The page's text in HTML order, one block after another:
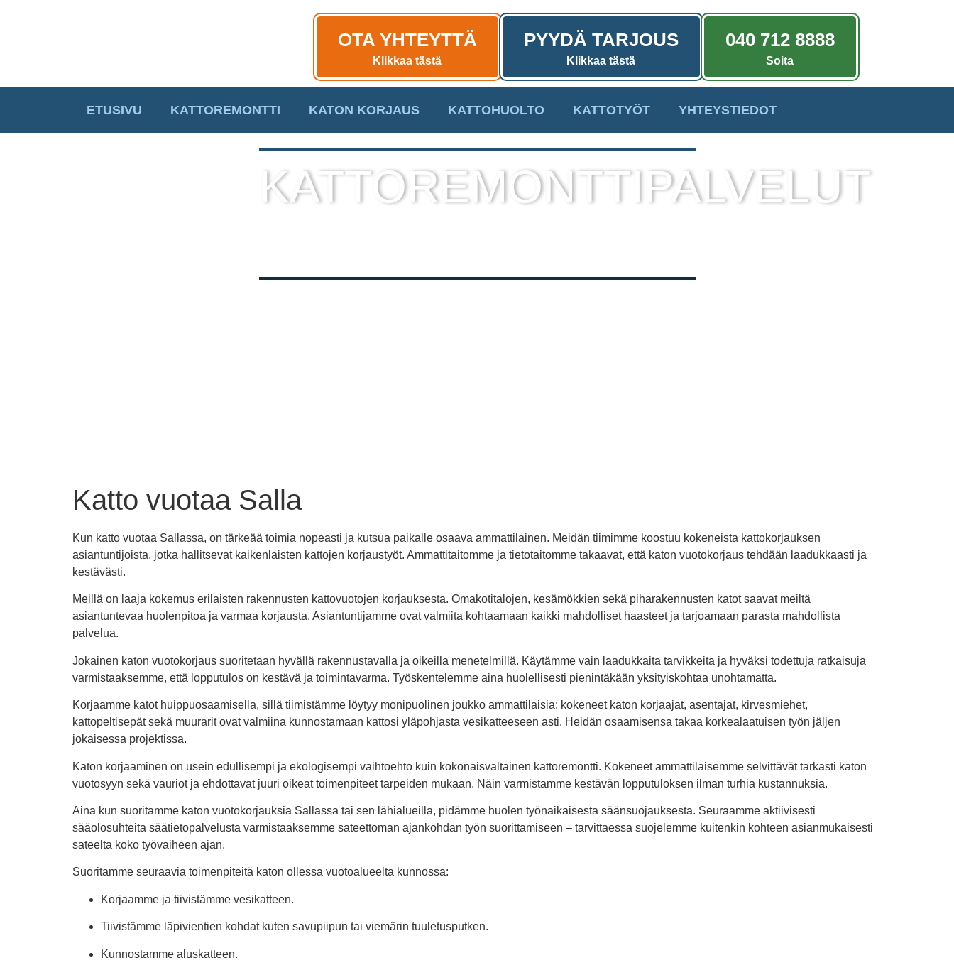
OTA YHTEYTTÄ
Klikkaa tästä
PYYDÄ TARJOUS
Klikkaa tästä
040 712 8888
Soita
ETUSIVU KATTOREMONTTI KATON KORJAUS KATTOHUOLTO KATTOTYÖT YHTEYSTIEDOT
KATTOREMONTTIPALVELUT
Katto vuotaa Salla
Kun katto vuotaa Sallassa, on tärkeää toimia nopeasti ja kutsua paikalle osaava ammattilainen. Meidän tiimimme koostuu kokeneista kattokorjauksen
asiantuntijoista, jotka hallitsevat kaikenlaisten kattojen korjaustyöt. Ammattitaitomme ja tietotaitomme takaavat, että katon vuotokorjaus tehdään laadukkaasti ja
kestävästi.
Meillä on laaja kokemus erilaisten rakennusten kattovuotojen korjauksesta. Omakotitalojen, kesämökkien sekä piharakennusten katot saavat meiltä
asiantuntevaa huolenpitoa ja varmaa korjausta. Asiantuntijamme ovat valmiita kohtaamaan kaikki mahdolliset haasteet ja tarjoamaan parasta mahdollista
palvelua.
Jokainen katon vuotokorjaus suoritetaan hyvällä rakennustavalla ja oikeilla menetelmillä. Käytämme vain laadukkaita tarvikkeita ja hyväksi todettuja ratkaisuja
varmistaaksemme, että lopputulos on kestävä ja toimintavarma. Työskentelemme aina huolellisesti pienintäkään yksityiskohtaa unohtamatta.
Korjaamme katot huippuosaamisella, sillä tiimistämme löytyy monipuolinen joukko ammattilaisia: kokeneet katon korjaajat, asentajat, kirvesmiehet,
kattopeltisepät sekä muurarit ovat valmiina kunnostamaan kattosi yläpohjasta vesikatteeseen asti. Heidän osaamisensa takaa korkealaatuisen työn jäljen
jokaisessa projektissa.
Katon korjaaminen on usein edullisempi ja ekologisempi vaihtoehto kuin kokonaisvaltainen kattoremontti. Kokeneet ammattilaisemme selvittävät tarkasti katon
vuotosyyn sekä vauriot ja ehdottavat juuri oikeat toimenpiteet tarpeiden mukaan. Näin varmistamme kestävän lopputuloksen ilman turhia kustannuksia.
Aina kun suoritamme katon vuotokorjauksia Sallassa tai sen lähialueilla, pidämme huolen työnaikaisesta säänsuojauksesta. Seuraamme aktiivisesti
sääolosuhteita säätietopalvelusta varmistaaksemme sateettoman ajankohdan työn suorittamiseen – tarvittaessa suojelemme kuitenkin kohteen asianmukaisesti
sateelta koko työvaiheen ajan.
Suoritamme seuraavia toimenpiteitä katon ollessa vuotoalueelta kunnossa:
Korjaamme ja tiivistämme vesikatteen.
Tiivistämme läpivientien kohdat kuten savupiipun tai viemärin tuuletusputken.
Kunnostamme aluskatteen.